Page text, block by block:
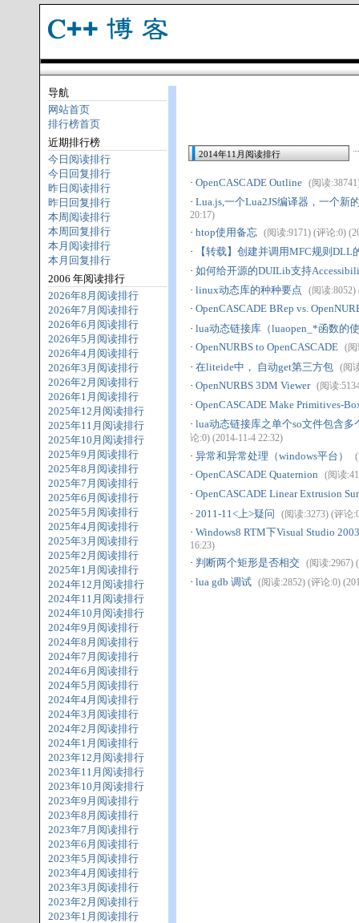
导航
网站首页
排行榜首页
近期排行榜
今日阅读排行
今日回复排行
昨日阅读排行
昨日回复排行
本周阅读排行
本周回复排行
本月阅读排行
本月回复排行
2006 年阅读排行
2026年8月阅读排行
2026年7月阅读排行
2026年6月阅读排行
2026年5月阅读排行
2026年4月阅读排行
2026年3月阅读排行
2026年2月阅读排行
2026年1月阅读排行
2025年12月阅读排行
2025年11月阅读排行
2025年10月阅读排行
2025年9月阅读排行
2025年8月阅读排行
2025年7月阅读排行
2025年6月阅读排行
2025年5月阅读排行
2025年4月阅读排行
2025年3月阅读排行
2025年2月阅读排行
2025年1月阅读排行
2024年12月阅读排行
2024年11月阅读排行
2024年10月阅读排行
2024年9月阅读排行
2024年8月阅读排行
2024年7月阅读排行
2024年6月阅读排行
2024年5月阅读排行
2024年4月阅读排行
2024年3月阅读排行
2024年2月阅读排行
2024年1月阅读排行
2023年12月阅读排行
2023年11月阅读排行
2023年10月阅读排行
2023年9月阅读排行
2023年8月阅读排行
2023年7月阅读排行
2023年6月阅读排行
2023年5月阅读排行
2023年4月阅读排行
2023年3月阅读排行
2023年2月阅读排行
2023年1月阅读排行
2014年11月阅读排行
· OpenCASCADE Outline (阅读
· Lua.js,一个Lua2JS编译器，一个新
20:17)
· htop使用备忘 (阅读:9171) (评论:0)
·
【转载】创建并调用MFC规则DLL
· 如何给开源的DUILib支持
· linux动态库的种种要点 (阅读:8052)
· OpenCASCADE BRep vs.
· lua动态链接库（luaopen_*函数的
· OpenNURBS to OpenCASCADE (阅
· 在liteide中， 自动get第三方包 (阅
· OpenNURBS 3DM Viewer (阅读
· OpenCASCADE Make Primitives-
· lua动态链接库之单个so文件包含
论:0) (2014-11-4 22:32)
· 异常和异常处理（windows平台）
· OpenCASCADE Quaternion (阅读
· OpenCASCADE Linear Extrusion
· 2011-11<上>疑问 (阅读:3273) (评论
· Windows8 RTM下Visual Studio
16:23)
· 判断两个矩形是否相交 (阅读:2967)
· lua gdb 调试 (阅读:2852) (评论:0)